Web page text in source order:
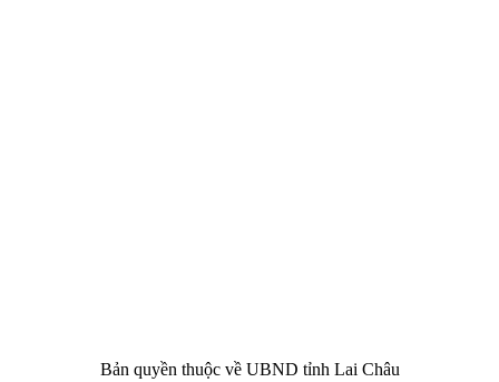
Bản quyền thuộc về UBND tỉnh Lai Châu